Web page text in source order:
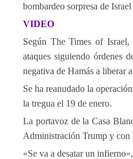
bombardeo sorpresa de
VIDEO
Según The Times of
ataques siguiendo órdenes
negativa de Hamás a liberar
Se ha reanudado la
la tregua el 19 de enero.
La portavoz de la Casa
Administración Trump y con
«Se va a desatar un